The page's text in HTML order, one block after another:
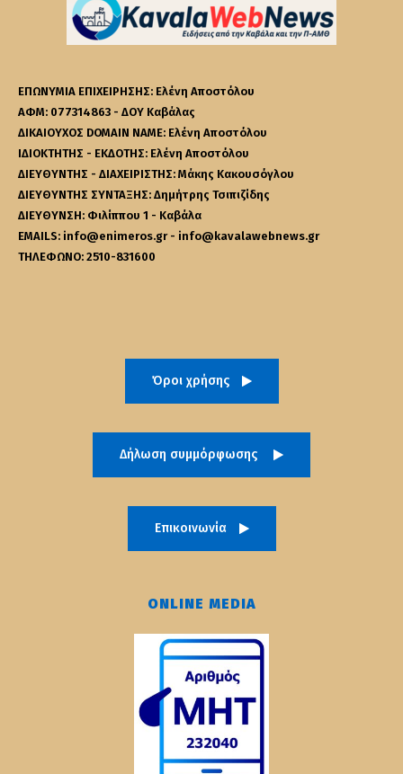
ΕΠΩΝΥΜΙΑ ΕΠΙΧΕΙΡΗΣΗΣ: Ελένη Αποστόλου
ΑΦΜ: 077314863 - ΔΟΥ Καβάλας
ΔΙΚΑΙΟΥΧΟΣ DOMAIN NAME: Ελένη Αποστόλου
ΙΔΙΟΚΤΗΤΗΣ - ΕΚΔΟΤΗΣ: Ελένη Αποστόλου
ΔΙΕΥΘΥΝΤΗΣ - ΔΙΑΧΕΙΡΙΣΤΗΣ: Μάκης Κακουσόγλου
ΔΙΕΥΘΥΝΤΗΣ ΣΥΝΤΑΞΗΣ: Δημήτρης Τσιπιζίδης
ΔΙΕΥΘΥΝΣΗ: Φιλίππου 1 - Καβάλα
EMAILS: info@enimeros.gr - info@kavalawebnews.gr
ΤΗΛΕΦΩΝΟ: 2510-831600
Όροι χρήσης
Δήλωση συμμόρφωσης
Επικοινωνία
ONLINE MEDIA